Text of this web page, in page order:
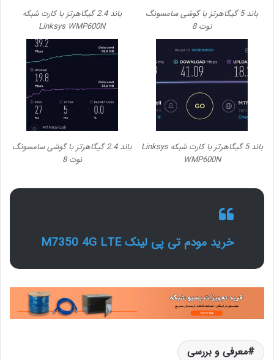
باند 5 گیگاهرتز با گوشی سامسونگ
نوت 8
باند 2.4 گیگاهرتز با کارت شبکه
Linksys WMP600N
باند 5 گیگاهرتز با کارت شبکه Linksys
WMP600N
باند 2.4 گیگاهرتز با گوشی سامسونگ
نوت 8
خرید مودم تی پی لینک M7350 4G LTE
معرفی و بررسی